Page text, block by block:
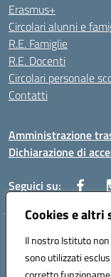
Cookies e
Il nostro Istituto
sono utilizzati
Erasmus+
Circolari alunni e
R.E. Famiglie
R.E. Docenti
Circolari personale
Contatti
Amministrazione
Dichiarazione di
Seguici su:
VIALE ITALIA , 13
Codice univoco ufficio: